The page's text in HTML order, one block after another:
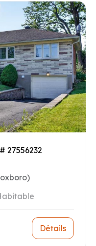
# 27556232
Détails